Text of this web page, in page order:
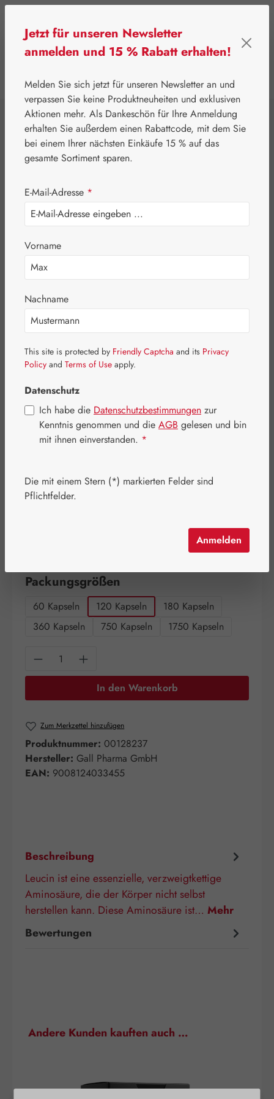
⌂ Gall Pharma Aminosäuren
Leucin 500 mg
GPH Kapseln
Bildergalerie überspringen
Regulärer Preis:
70,80 €
Inhalt:0.073 Kilogramm
Packungsgrößen
60 Kapseln 120 Kapseln
180 Kapseln
360 Kapseln
750 Kapseln 1750 Kapseln
Produkt Anzahl: Gib den gewünschten
In den Warenkorb
Zum Merkzettel hinzufügen
Produktnummer: 00128237
Hersteller: Gall Pharma GmbH
EAN: 9008124033455
Beschreibung
Leucin ist eine essenzielle, verzweigtkettige
Aminosäure, die der Körper nicht selbst
herstellen kann. Diese Aminosäure ist… Mehr
Bewertungen
Produktgalerie überspringen
Andere Kunden kauften auch …
Jetzt für unseren Newsletter
anmelden und 15 % Rabatt erhalten!
Melden Sie sich jetzt für unseren Newsletter an und
verpassen Sie keine Produktneuheiten und exklusiven
Aktionen mehr. Als Dankeschön für Ihre Anmeldung
erhalten Sie außerdem einen Rabattcode, mit dem Sie
bei einem Ihrer nächsten Einkäufe 15 % auf das
gesamte Sortiment sparen.
E-Mail-Adresse *
Vorname
Nachname
This site is protected by Friendly Captcha and its Privacy
Policy and Terms of Use apply.
Datenschutz
Ich habe die Datenschutzbestimmungen zur
Kenntnis genommen und die AGB gelesen und bin
mit ihnen einverstanden. *
Die mit einem Stern (*) markierten Felder sind
Pflichtfelder.
Anmelden